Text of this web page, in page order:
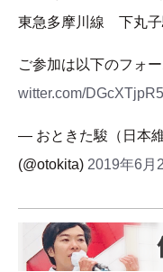
東急多摩川線 下丸子
ご参加は以下のフォ
witter.com/
— おときた駿（日本
(@otokita) 2019年6月